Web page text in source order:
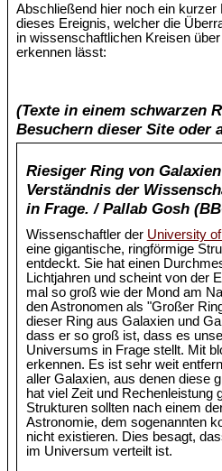
Abschließend hier noch ein
dieses Ereignis, welcher die
in wissenschaftlichen Kreisen
erkennen lässt:
(Texte in einem schwarzen
Besuchern dieser Site oder
Riesiger Ring von
Verständnis der
in Frage. / Pallab Gosh
Wissenschaftler der University
eine gigantische, ringförmige
entdeckt. Sie hat einen
Lichtjahren und scheint von der
mal so groß wie der Mond am
den Astronomen als "Großer
dieser Ring aus Galaxien und
dass er so groß ist, dass es
Universums in Frage stellt. Mit
erkennen. Es ist sehr weit
aller Galaxien, aus denen diese
hat viel Zeit und Rechenleistung
Strukturen sollten nach einem
Astronomie, dem sogenannten
nicht existieren. Dies besagt,
im Universum verteilt ist.